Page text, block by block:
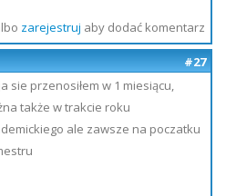
zarejestruj aby dodać komentarz
#27
sie przenosiłem w 1 miesiącu,
także w trakcie roku
ale zawsze na poczatku